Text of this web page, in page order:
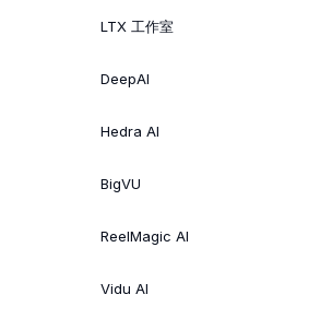
LTX 工作室
DeepAI
Hedra AI
BigVU
ReelMagic AI
Vidu AI